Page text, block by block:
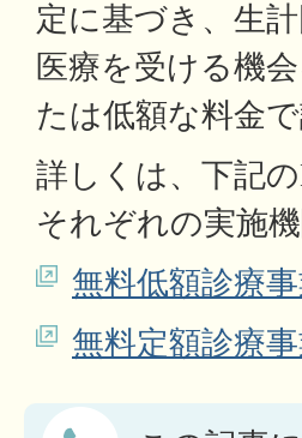
定に基づき、生
医療を受ける機
たは低額な料金
詳しくは、下記
それぞれの実施
無料低額診療事
無料定額診療